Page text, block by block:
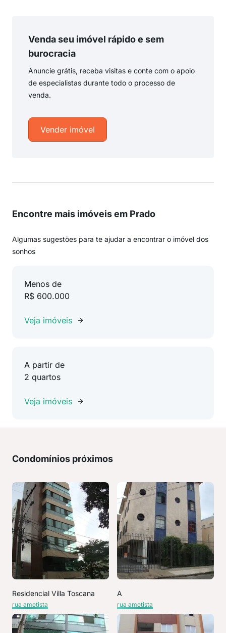
Venda seu imóvel rápido e sem
burocracia
Anuncie grátis, receba visitas e conte com o apoio
de especialistas durante todo o processo de
venda.
Vender imóvel
Encontre mais imóveis em Prado
Algumas sugestões para te ajudar a encontrar o imóvel dos
sonhos
Menos de
R$ 600.000
Veja imóveis
A partir de
2 quartos
Veja imóveis
Condomínios próximos
Residencial Villa Toscana
rua ametista
A
rua ametista